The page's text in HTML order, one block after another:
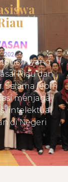
yang
Riau dan
Selama lebih
menjaga
intelektual
di Negeri